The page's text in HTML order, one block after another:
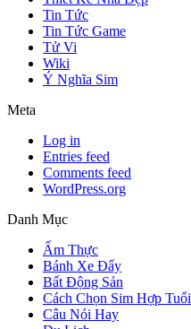
Tin Tức
Tin Tức Game
Tử Vi
Wiki
Ý Nghĩa Sim
Meta
Log in
Entries feed
Comments feed
WordPress.org
Danh Mục
Ẩm Thực
Bánh Xe Đẩy
Bất Động Sản
Cách Chọn Sim Hợp Tuổi
Câu Nói Hay